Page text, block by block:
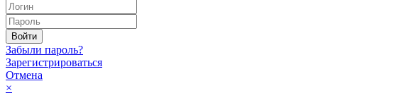
Забыли пароль?
Зарегистрироваться
Отмена
×